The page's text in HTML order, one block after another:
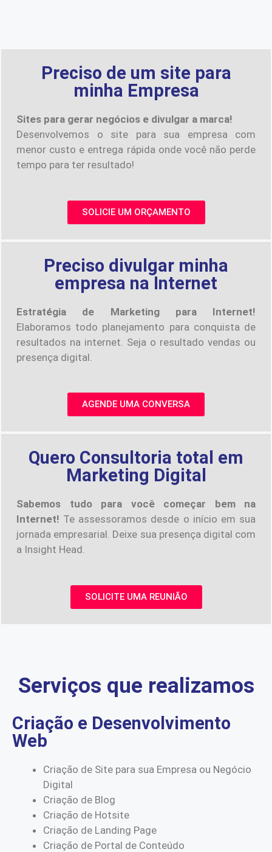
Preciso de um site para
minha Empresa
Sites para gerar negócios e divulgar a marca!
Desenvolvemos o site para sua empresa com
menor custo e entrega rápida onde você não perde
tempo para ter resultado!
SOLICIE UM ORÇAMENTO
Preciso divulgar minha
empresa na Internet
Estratégia de Marketing para Internet!
Elaboramos todo planejamento para conquista de
resultados na internet. Seja o resultado vendas ou
presença digital.
AGENDE UMA CONVERSA
Quero Consultoria total em
Marketing Digital
Sabemos tudo para você começar bem na
Internet! Te assessoramos desde o início em sua
jornada empresarial. Deixe sua presença digital com
a Insight Head.
SOLICITE UMA REUNIÃO
Serviços que realizamos
Criação e Desenvolvimento
Web
Criação de Site para sua Empresa ou Negócio
Digital
Criação de Blog
Criação de Hotsite
Criação de Landing Page
Criação de Portal de Conteúdo